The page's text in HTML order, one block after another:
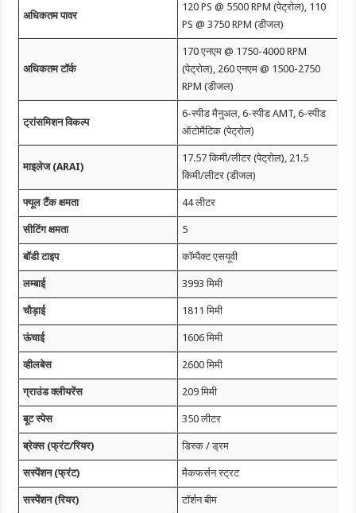
अधिकतम पावर
120 PS @ 5500 RPM (पेट्रोल), 110
PS @ 3750 RPM (डीजल)
अधिकतम टॉर्क
170 एनएम @ 1750-4000 RPM
(पेट्रोल), 260 एनएम @ 1500-2750
RPM (डीजल)
ट्रांसमिशन विकल्प
6-स्पीड मैनुअल, 6-स्पीड AMT, 6-स्पीड
ऑटोमैटिक (पेट्रोल)
माइलेज (ARAI)
17.57 किमी/लीटर (पेट्रोल), 21.5
किमी/लीटर (डीजल)
फ्यूल टैंक क्षमता 44 लीटर
सीटिंग क्षमता 5
बॉडी टाइप कॉम्पैक्ट एसयूवी
लम्बाई 3993 मिमी
चौड़ाई 1811 मिमी
ऊंचाई 1606 मिमी
व्हीलबेस 2600 मिमी
ग्राउंड क्लीयरेंस 209 मिमी
बूट स्पेस 350 लीटर
ब्रेक्स (फ्रंट/रियर) डिस्क / ड्रम
सस्पेंशन (फ्रंट) मैकफर्सन स्ट्रट
सस्पेंशन (रियर) टॉर्शन बीम